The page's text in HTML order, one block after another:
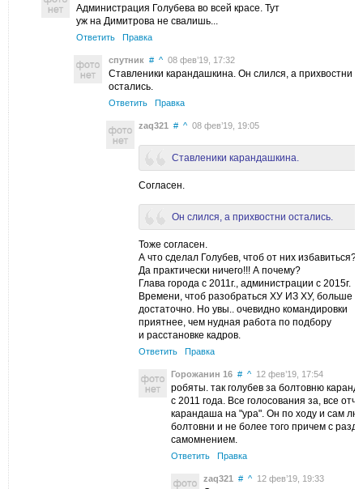
Администрация Голубева во всей красе. Тут
уж на Димитрова не свалишь...
Ответить Правка
спутник # ^ 08 фев’19, 17:32
Ставленики карандашкина. Он слился, а прихвостни
остались.
Ответить Правка
zaq321 # ^ 08 фев’19, 19:05
Ставленики карандашкина.
Согласен.
Он слился, а прихвостни остались.
Тоже согласен.
А что сделал Голубев, чтоб от них избавиться?
Да практически ничего!!! А почему?
Глава города с 2011г., администрации с 2015г.
Времени, чтоб разобраться ХУ ИЗ ХУ, больше
достаточно. Но увы.. очевидно командировки
приятнее, чем нудная работа по подбору
и расстановке кадров.
Ответить Правка
Горожанин 16 # ^ 12 фев’19, 17:54
робяты. так голубев за болтовню
с 2011 года. Все голосования за, все
карандаша на "ура". Он по ходу и сам
болтовни и не более того причем с
самомнением.
Ответить Правка
zaq321 # ^ 12 фев’19, 19:33